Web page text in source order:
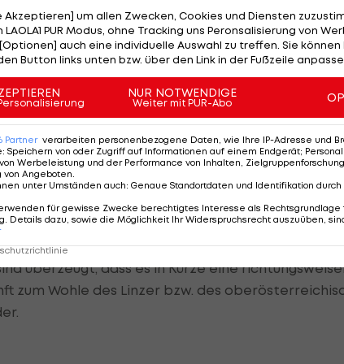
demnach vor einem Abschluss - es soll sich
Publikum gut bekannt ist" handeln. Bis auf
erhalten.
Einsatz über die letzten zwei Jahre. Er hat
übernommen und alles unternommen, damit
Linz in Zukunft wieder schnelles, dynamisches
wir wieder einen gemeinsamen Weg mit den
mit der OÖ-Eishockeyakademie gehen.
Die Gespräche mit Steel-Wings-Vertreter
überzeugt, dass es in Kürze eine
zum Wohle des Linzer bzw. des
Akzeptieren] um allen Zwecken, Cookies und Diensten
PUR Modus, ohne Tracking uns Peronsalisierung von
auch eine individuelle Auswahl zu treffen. Sie können
Button links unten bzw. über den Link in der Fußzeile
NUR NOTWENDIGE
Weiter mit PUR-Abo
Partner verarbeiten personenbezogene Daten, wie Ihre IP-Adresse und
: Speichern von oder Zugriff auf Informationen auf einem Endgerät;
Werbeleistung und der Performance von Inhalten,
von Angeboten.
unter Umständen auch: Genaue Standortdaten und Identifikation durch
für gewisse Zwecke berechtigtes Interesse als Rechtsgrundlage
Details dazu, sowie die Möglichkeit Ihr Widerspruchsrecht auszuüben,